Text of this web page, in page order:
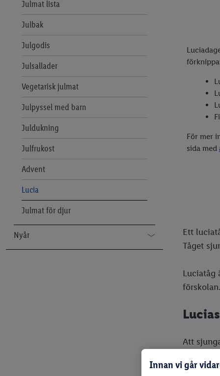
Vad kan man laga i en airfryer?
Lösningar med köksapparater
Ätbara växter
Ätbara blommor
Svampguide
Koka ägg
Hundgodis & kattgodis
Odla på nytt
Odla på balkong
Inreda balkong
Julmat lista
Julbak
Julgodis
Julsallader
Vegetarisk julmat
Julpyssel med barn
Juldukning
Julfrukost
Advent
Lucia
Julmat för djur
Nyår
För mer
sida med
Ett
Tåget
Luciatåg
förskolan.
Att
dessa
Innan vi går